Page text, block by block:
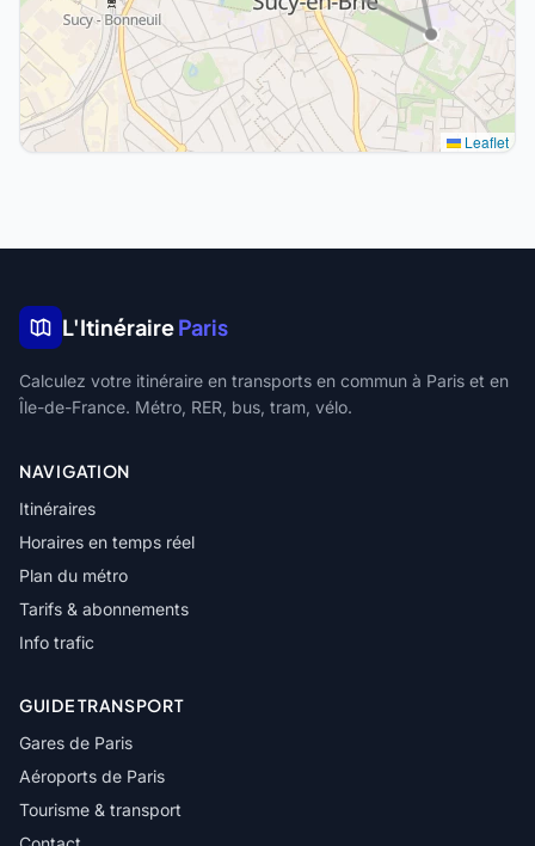
Leaflet
L'ItinéraireParis
Calculez votre itinéraire en transports en commun à Paris et en
Île-de-France. Métro, RER, bus, tram, vélo.
NAVIGATION
Itinéraires
Horaires en temps réel
Plan du métro
Tarifs & abonnements
Info trafic
GUIDE TRANSPORT
Gares de Paris
Aéroports de Paris
Tourisme & transport